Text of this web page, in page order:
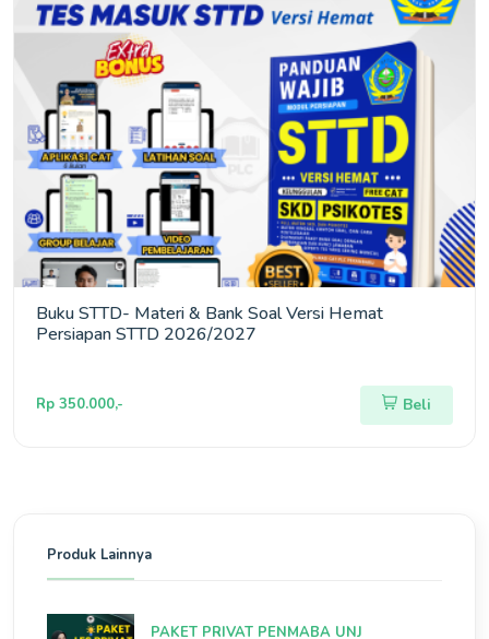
Buku STTD- Materi & Bank Soal Versi Hemat
Persiapan STTD 2026/2027
Rp 350.000,- Beli
Produk Lainnya
PAKET PRIVAT PENMABA UNJ